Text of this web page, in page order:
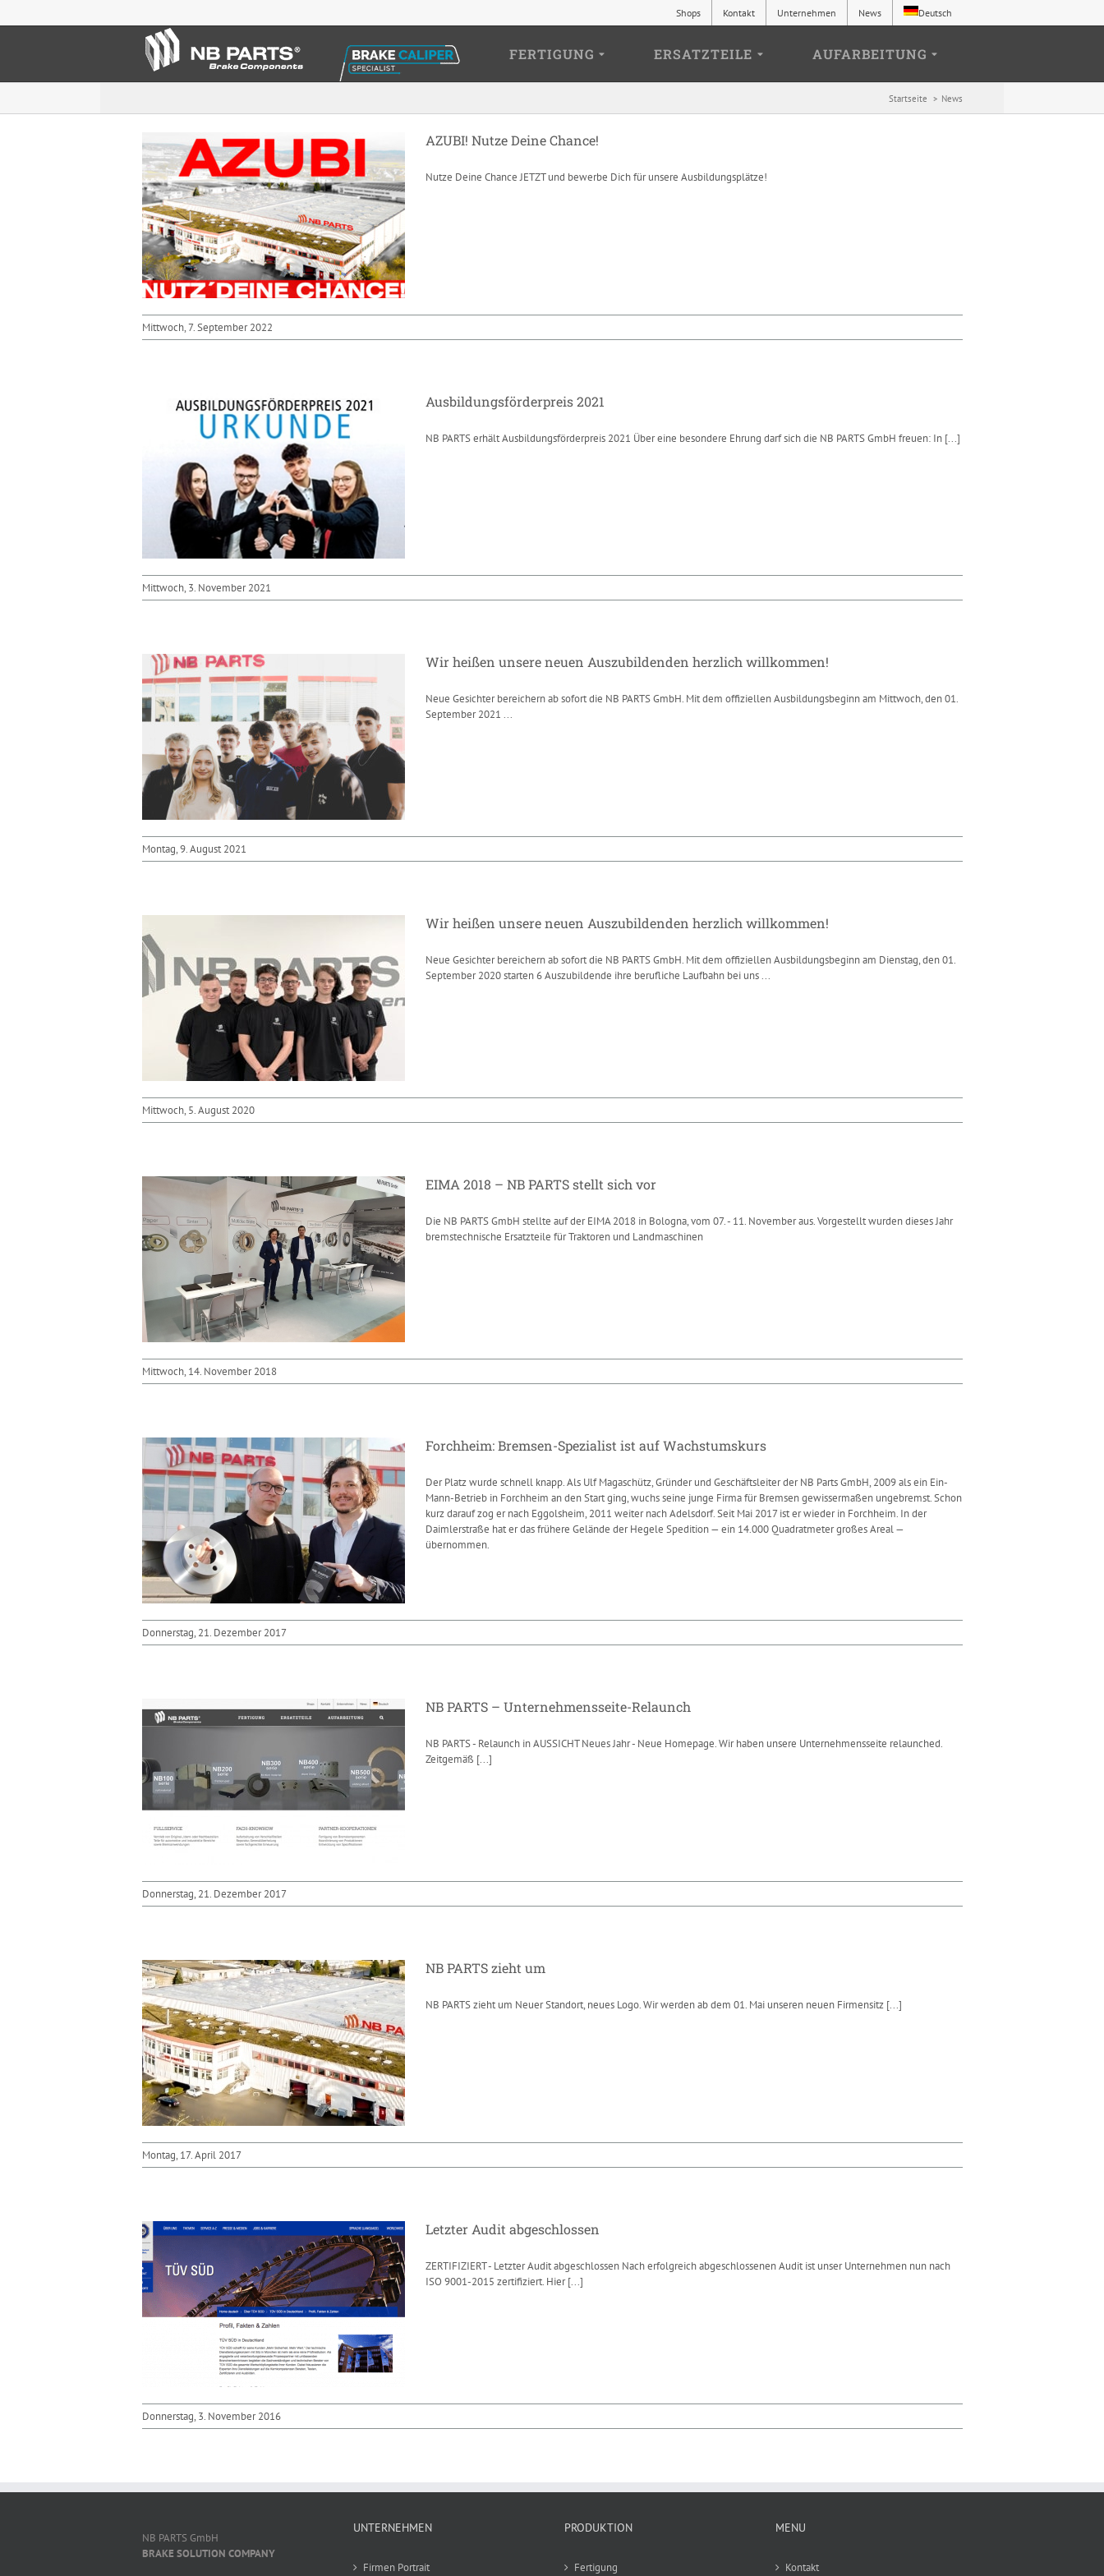
Inhalt
Shops Kontakt Unternehmen News Deutsch
FERTIGUNG ERSATZTEILE AUFARBEITUNG
Startseite News
AZUBI! Nutze Deine Chance!
Nutze Deine Chance JETZT und bewerbe Dich für unsere Ausbildungsplätze!
Mittwoch, 7. September 2022
Ausbildungsförderpreis 2021
NB PARTS erhält Ausbildungsförderpreis 2021 Über eine besondere Ehrung darf sich die NB PARTS GmbH freuen: In [...]
Mittwoch, 3. November 2021
Wir heißen unsere neuen Auszubildenden herzlich willkommen!
Neue Gesichter bereichern ab sofort die NB PARTS GmbH. Mit dem offiziellen Ausbildungsbeginn am Mittwoch, den 01.
September 2021 ...
Montag, 9. August 2021
Wir heißen unsere neuen Auszubildenden herzlich willkommen!
Neue Gesichter bereichern ab sofort die NB PARTS GmbH. Mit dem offiziellen Ausbildungsbeginn am Dienstag, den 01.
September 2020 starten 6 Auszubildende ihre berufliche Laufbahn bei uns ...
Mittwoch, 5. August 2020
EIMA 2018 – NB PARTS stellt sich vor
Die NB PARTS GmbH stellte auf der EIMA 2018 in Bologna, vom 07. - 11. November aus. Vorgestellt wurden dieses Jahr
bremstechnische Ersatzteile für Traktoren und Landmaschinen
Mittwoch, 14. November 2018
Forchheim: Bremsen-Spezialist ist auf
Forchheim: Bremsen-Spezialist ist auf Wachstumskurs
Der Platz wurde schnell knapp. Als Ulf Magaschütz, Gründer und Geschäftsleiter der NB Parts GmbH, 2009 als ein Ein-
Mann-Betrieb in Forchheim an den Start ging, wuchs seine junge Firma für Bremsen gewissermaßen ungebremst. Schon
kurz darauf zog er nach Eggolsheim, 2011 weiter nach Adelsdorf. Seit Mai 2017 ist er wieder in Forchheim. In der
Daimlerstraße hat er das frühere Gelände der Hegele Spedition — ein 14.000 Quadratmeter großes Areal —
übernommen.
Donnerstag, 21. Dezember 2017
NB PARTS – Unternehmensseite-Relaunch
NB PARTS - Relaunch in AUSSICHT Neues Jahr - Neue Homepage. Wir haben unsere Unternehmensseite relaunched.
Zeitgemäß [...]
Donnerstag, 21. Dezember 2017
NB PARTS zieht um
NB PARTS zieht um Neuer Standort, neues Logo. Wir werden ab dem 01. Mai unseren neuen Firmensitz [...]
Montag, 17. April 2017
Letzter Audit abgeschlossen
ZERTIFIZIERT - Letzter Audit abgeschlossen Nach erfolgreich abgeschlossenen Audit ist unser Unternehmen nun nach
ISO 9001-2015 zertifiziert. Hier[...]
Donnerstag, 3. November 2016
NB PARTS GmbH
BRAKE SOLUTION COMPANY
UNTERNEHMEN
Firmen Portrait
PRODUKTION
Fertigung
MENU
Kontakt